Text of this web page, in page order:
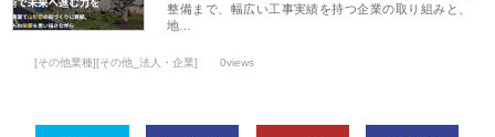
整備まで、幅広い工事実績を持つ企業の取り組みと、
地…
[その他業種][その他_法人・企業] 0views